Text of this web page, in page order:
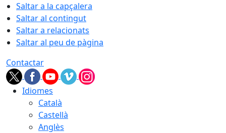
Saltar a la capçalera
Saltar al contingut
Saltar a relacionats
Saltar al peu de pàgina
Contactar
Idiomes
Català
Castellà
Anglès